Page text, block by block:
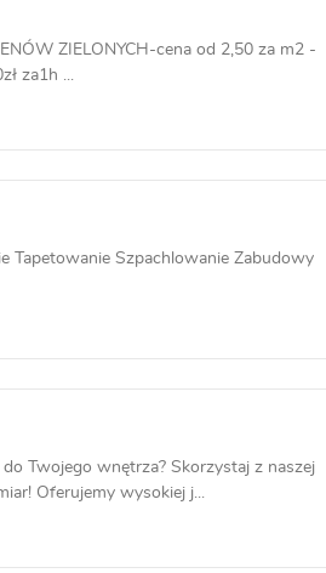
ZIELONYCH-cena od 2,50 za m2 -
za1h ...
Tapetowanie Szpachlowanie Zabudowy
Twojego wnętrza? Skorzystaj z naszej
Oferujemy wysokiej j...